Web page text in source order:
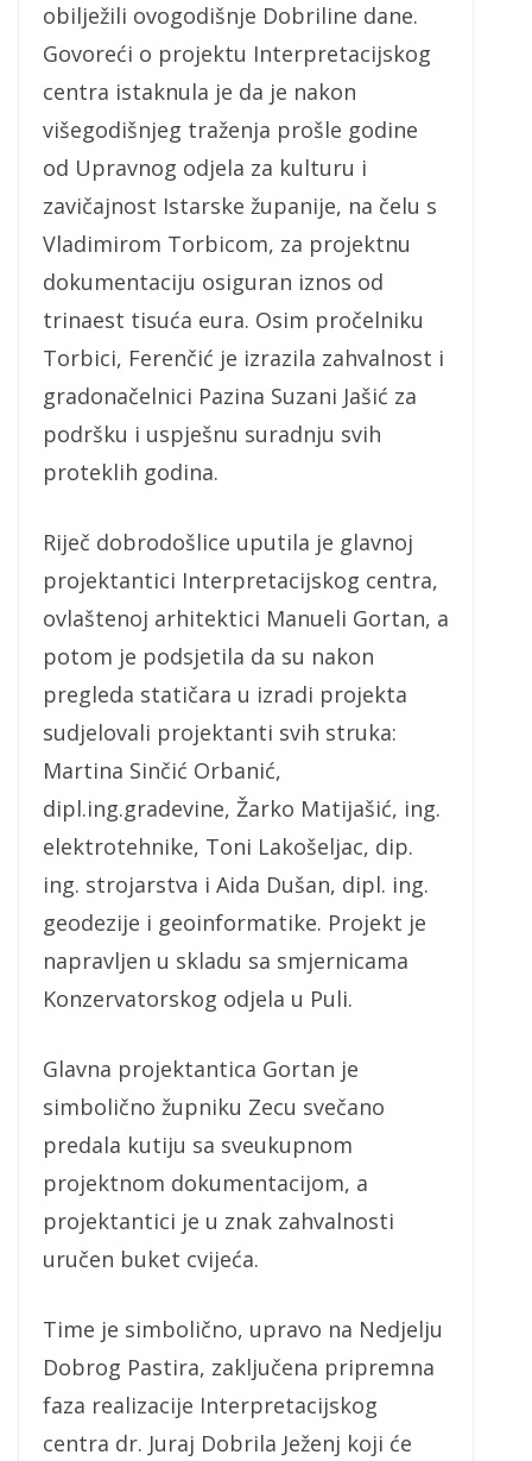
obilježili ovogodišnje Dobriline dane.
Govoreći o projektu Interpretacijskog
centra istaknula je da je nakon
višegodišnjeg traženja prošle godine
od Upravnog odjela za kulturu i
zavičajnost Istarske županije, na čelu s
Vladimirom Torbicom, za projektnu
dokumentaciju osiguran iznos od
trinaest tisuća eura. Osim pročelniku
Torbici, Ferenčić je izrazila zahvalnost i
gradonačelnici Pazina Suzani Jašić za
podršku i uspješnu suradnju svih
proteklih godina.
Riječ dobrodošlice uputila je glavnoj
projektantici Interpretacijskog centra,
ovlaštenoj arhitektici Manueli Gortan, a
potom je podsjetila da su nakon
pregleda statičara u izradi projekta
sudjelovali projektanti svih struka:
Martina Sinčić Orbanić,
dipl.ing.gradevine, Žarko Matijašić, ing.
elektrotehnike, Toni Lakošeljac, dip.
ing. strojarstva i Aida Dušan, dipl. ing.
geodezije i geoinformatike. Projekt je
napravljen u skladu sa smjernicama
Konzervatorskog odjela u Puli.
Glavna projektantica Gortan je
simbolično župniku Zecu svečano
predala kutiju sa sveukupnom
projektnom dokumentacijom, a
projektantici je u znak zahvalnosti
uručen buket cvijeća.
Time je simbolično, upravo na Nedjelju
Dobrog Pastira, zaključena pripremna
faza realizacije Interpretacijskog
centra dr. Juraj Dobrila Ježenj koji će